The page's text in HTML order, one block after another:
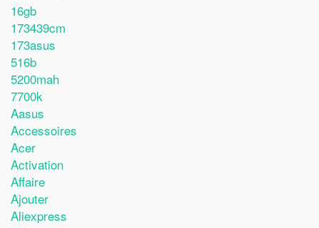
16gb
173439cm
173asus
516b
5200mah
7700k
Aasus
Accessoires
Acer
Activation
Affaire
Ajouter
Aliexpress